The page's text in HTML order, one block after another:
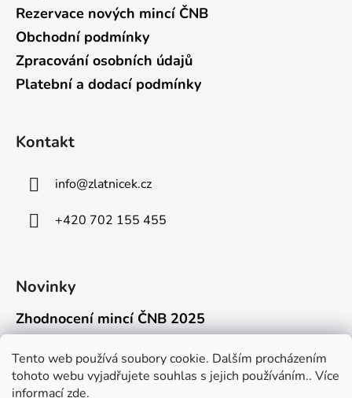
Tento web používá soubory cookie. Dalším procházením
tohoto webu vyjadřujete souhlas s jejich používáním.. Více
informacízde.
Rezervace nových mincí ČNB
Obchodní podmínky
Zpracování osobních údajů
Platební a dodací podmínky
Kontakt
info@zlatnicek.cz
+420 702 155 455
Novinky
Zhodnocení mincí ČNB 2025
Připravili jsme pro vás jednoduchý a př...
Mýty o přepravě zlatých mincí mimo EU